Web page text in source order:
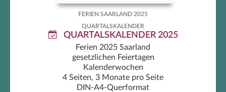
FERIEN SAARLAND 2025
QUARTALSKALENDER
QUARTALSKALENDER 2025
Ferien 2025 Saarland
gesetzlichen Feiertagen
Kalenderwochen
4 Seiten, 3 Monate pro Seite
DIN-A4-Querformat